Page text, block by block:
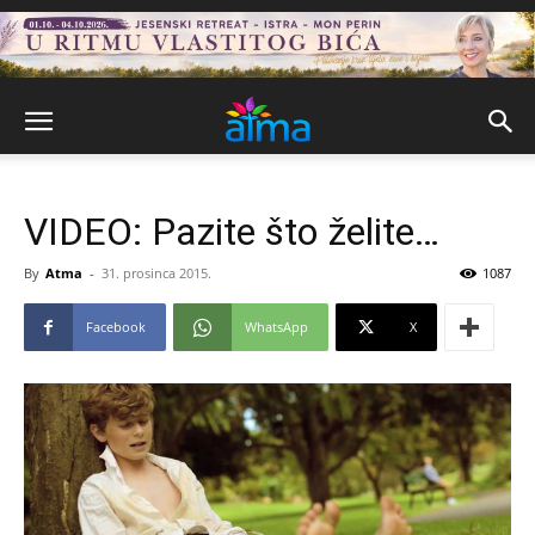
VIDEO: Pazite što želite…
By Atma - 31. prosinca 2015. 1087
Facebook WhatsApp X